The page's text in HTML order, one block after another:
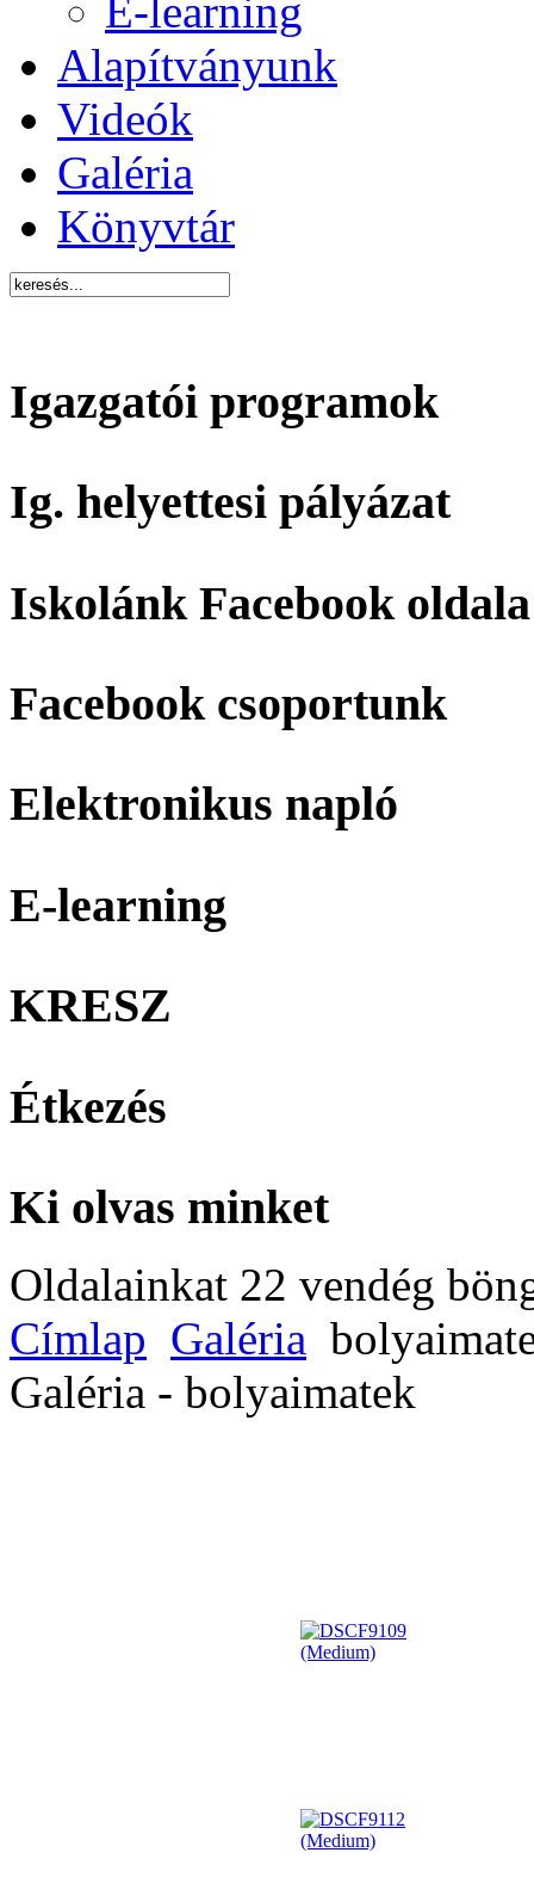
E-learning
Alapítványunk
Videók
Galéria
Könyvtár
Igazgatói programok
Ig. helyettesi pályázat
Iskolánk Facebook oldala
Facebook csoportunk
Elektronikus napló
E-learning
KRESZ
Étkezés
Ki olvas minket
Oldalainkat 22 vendég
Címlap Galéria
Galéria - bolyaimatek